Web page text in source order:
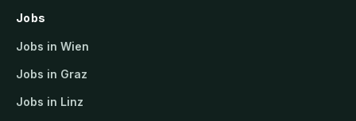
Jobs
Jobs in Wien
Jobs in Graz
Jobs in Linz